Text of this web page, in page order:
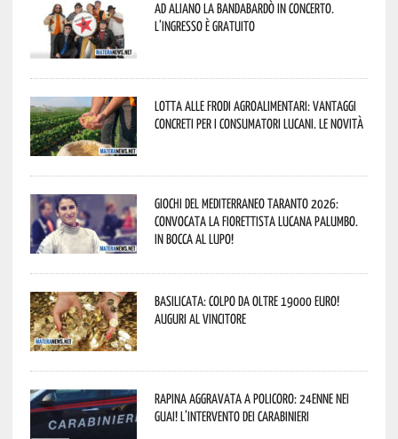
Ad Aliano la Bandabardò in concerto.
L’ingresso è gratuito
Lotta alle frodi agroalimentari: vantaggi
concreti per i consumatori lucani. Le novità
Giochi del Mediterraneo Taranto 2026:
convocata la fiorettista lucana Palumbo.
In bocca al lupo!
Basilicata: colpo da oltre 19000 Euro!
Auguri al vincitore
Rapina aggravata a Policoro: 24enne nei
guai! L’intervento dei Carabinieri